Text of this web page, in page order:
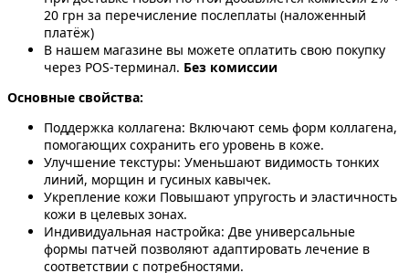
20 грн за перечисление послеплаты (наложенный
платёж)
В нашем магазине вы можете оплатить свою покупку
через POS-терминал. Без комиссии
Основные свойства:
Поддержка коллагена: Включают семь форм коллагена,
помогающих сохранить его уровень в коже.
Улучшение текстуры: Уменьшают видимость тонких
линий, морщин и гусиных кавычек.
Укрепление кожи Повышают упругость и эластичность
кожи в целевых зонах.
Индивидуальная настройка: Две универсальные
формы патчей позволяют адаптировать лечение в
соответствии с потребностями.